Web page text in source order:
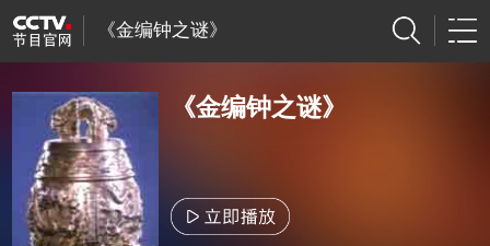
《金编钟之谜》
《金编钟之谜》